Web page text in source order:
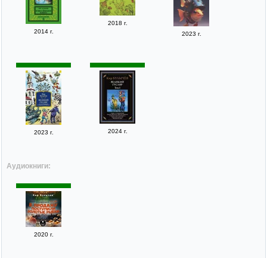
2014 г.
2018 г.
2023 г.
2023 г. 2024 г.
Аудиокниги:
2020 г.